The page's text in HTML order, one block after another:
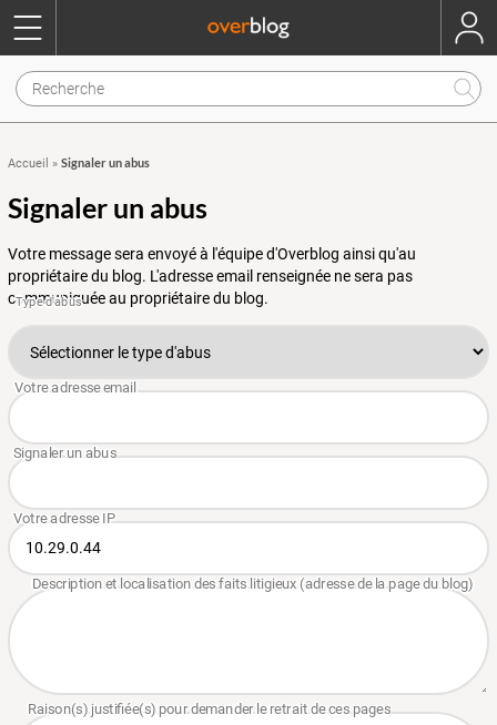
Accueil » Signaler un abus
Signaler un abus
Votre message sera envoyé à l'équipe d'Overblog ainsi qu'au
propriétaire du blog. L'adresse email renseignée ne sera pas
communiquée au propriétaire du blog.